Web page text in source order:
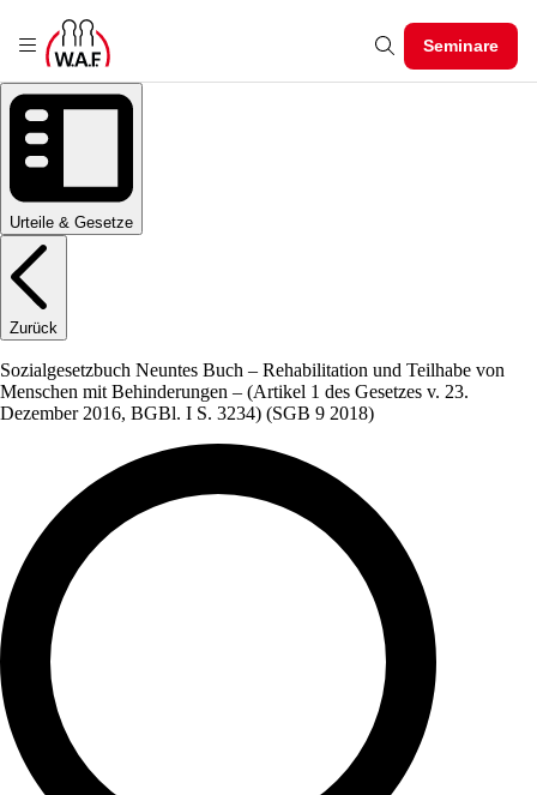
Seminare
Urteile & Gesetze
Zurück
Sozialgesetzbuch Neuntes Buch – Rehabilitation und Teilhabe von
Menschen mit Behinderungen – (Artikel 1 des Gesetzes v. 23.
Dezember 2016, BGBl. I S. 3234) (SGB 9 2018)